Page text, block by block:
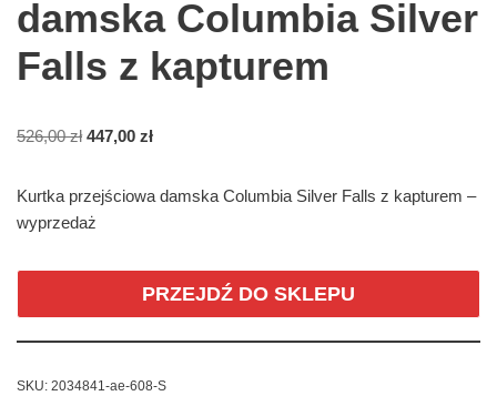
damska Columbia Silver
Falls z kapturem
526,00zł 447,00 zł
Kurtka przejściowa damska Columbia Silver Falls z kapturem –
wyprzedaż
PRZEJDŹ DO SKLEPU
SKU: 2034841-ae-608-S